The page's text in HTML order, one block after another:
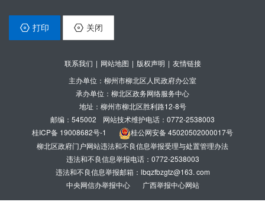
打印 关闭
联系我们 | 网站地图 | 版权声明 | 友情链接
主办单位：柳州市柳北区人民政府办公室
承办单位：柳北区政务网络服务中心
地址：柳州市柳北区胜利路12-8号
邮编：545002
网站技术维护电话：0772-2538003
桂ICP备 19008682号-1
桂公网安备 45020502000017号
柳北区政府门户网站违法和不良信息举报受理与处置管理办法
违法和不良信息举报电话：0772-2538003
违法和不良信息举报邮箱：lbqzfbzgtz@163. com
中央网信办举报中心
广西举报中心网站